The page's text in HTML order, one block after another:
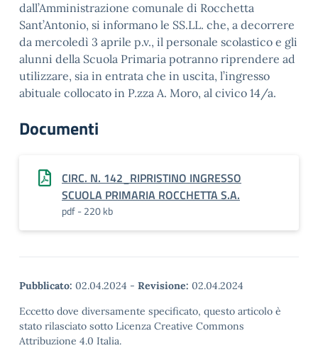
dall’Amministrazione comunale di Rocchetta
Sant’Antonio, si informano le SS.LL. che, a decorrere
da mercoledì 3 aprile p.v., il personale scolastico e gli
alunni della Scuola Primaria potranno riprendere ad
utilizzare, sia in entrata che in uscita, l’ingresso
abituale collocato in P.zza A. Moro, al civico 14/a.
Documenti
CIRC. N. 142_RIPRISTINO INGRESSO
SCUOLA PRIMARIA ROCCHETTA S.A.
pdf - 220 kb
Pubblicato: 02.04.2024 - Revisione: 02.04.2024
Eccetto dove diversamente specificato, questo articolo è
stato rilasciato sotto Licenza Creative Commons
Attribuzione 4.0 Italia.